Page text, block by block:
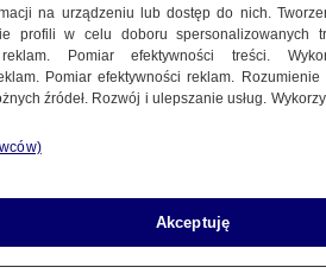
na urządzeniu lub dostęp do nich.
profili w celu doboru spersonalizowanych
reklam. Pomiar efektywności treści.
Pomiar efektywności reklam.
źródeł. Rozwój i ulepszanie usług.
Akceptuję